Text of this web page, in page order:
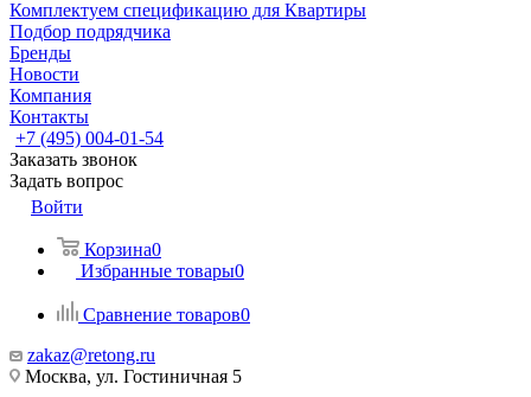
Комплектуем спецификацию для Квартиры
Подбор подрядчика
Бренды
Новости
Компания
Контакты
+7 (495) 004-01-54
Заказать звонок
Задать вопрос
Войти
Корзина0
Избранные товары0
Сравнение товаров0
zakaz@retong.ru
Москва, ул. Гостиничная 5